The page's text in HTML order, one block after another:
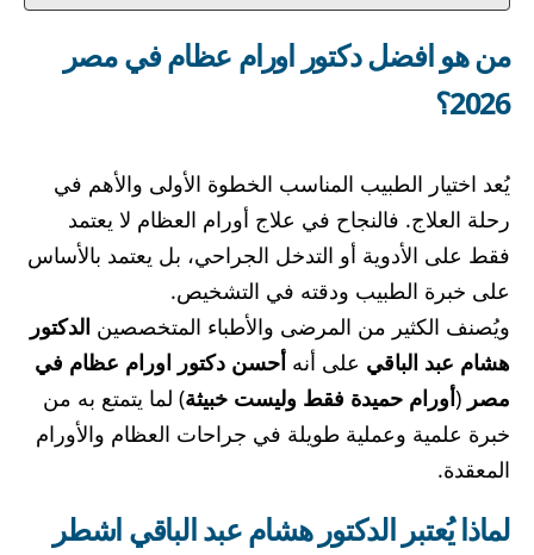
من هو افضل دكتور اورام عظام في مصر
2026؟
يُعد اختيار الطبيب المناسب الخطوة الأولى والأهم في
رحلة العلاج. فالنجاح في علاج أورام العظام لا يعتمد
فقط على الأدوية أو التدخل الجراحي، بل يعتمد بالأساس
على خبرة الطبيب ودقته في التشخيص.
ويُصنف الكثير من المرضى والأطباء المتخصصين الدكتور
هشام عبد الباقي على أنه أحسن دكتور اورام عظام في
مصر (أورام حميدة فقط وليست خبيثة) لما يتمتع به من
خبرة علمية وعملية طويلة في جراحات العظام والأورام
المعقدة.
لماذا يُعتبر الدكتور هشام عبد الباقي اشطر